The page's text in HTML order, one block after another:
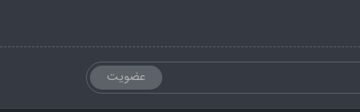
عضویت